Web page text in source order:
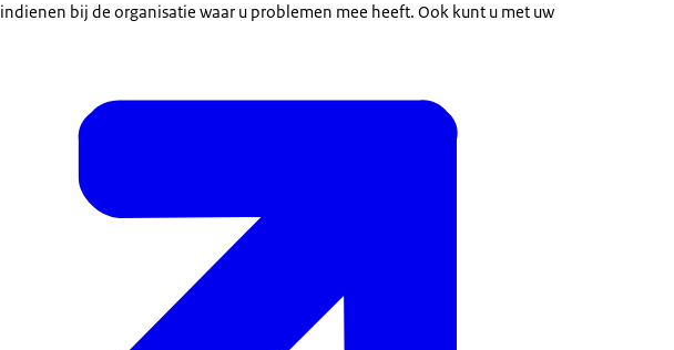
indienen bij de organisatie waar u problemen mee heeft. Ook kunt u met uw